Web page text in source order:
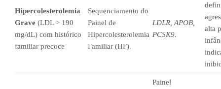
Hipercolesterolemia
Grave (LDL > 190
mg/dL) com histórico
familiar precoce
Sequenciamento do
Painel de
Hipercolesterolemia
Familiar (HF).
LDLR, APOB,
PCSK9.
alta
Painel